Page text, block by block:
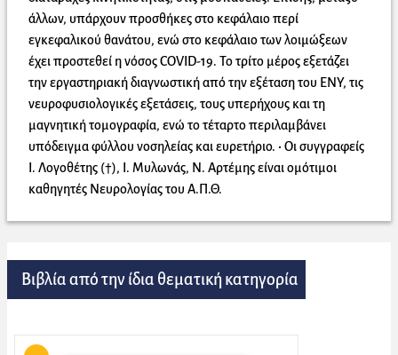
άλλων, υπάρχουν προσθήκες στο κεφάλαιο περί
εγκεφαλικού θανάτου, ενώ στο κεφάλαιο των λοιμώξεων
έχει προστεθεί η νόσος COVID-19. Το τρίτο μέρος εξετάζει
την εργαστηριακή διαγνωστική από την εξέταση του ΕΝΥ, τις
νευροφυσιολογικές εξετάσεις, τους υπερήχους και τη
μαγνητική τομογραφία, ενώ το τέταρτο περιλαμβάνει
υπόδειγμα φύλλου νοσηλείας και ευρετήριο. • Οι συγγραφείς
Ι. Λογοθέτης (†), Ι. Μυλωνάς, Ν. Αρτέμης είναι ομότιμοι
καθηγητές Νευρολογίας του Α.Π.Θ.
Βιβλία από την ίδια θεματική κατηγορία